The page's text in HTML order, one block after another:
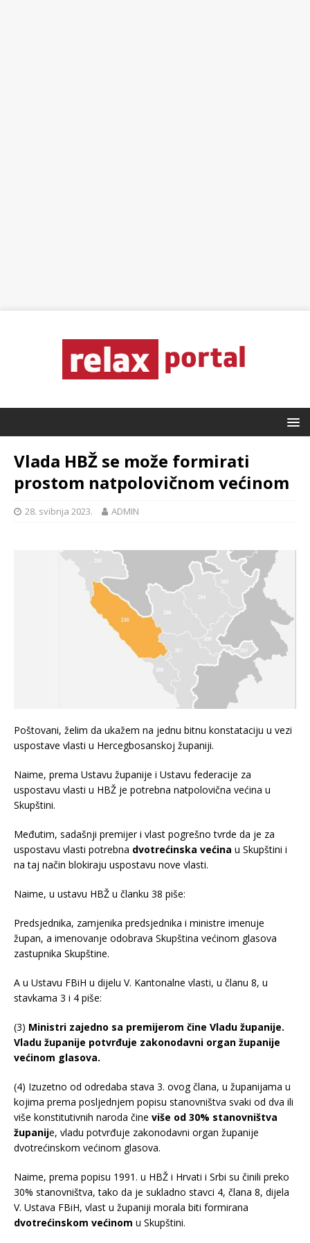
Vlada HBŽ se može formirati
prostom natpolovičnom većinom
28. svibnja 2023. ADMIN
Poštovani, želim da ukažem na jednu bitnu konstataciju u vezi
uspostave vlasti u Hercegbosanskoj županiji.
Naime, prema Ustavu županije i Ustavu federacije za
uspostavu vlasti u HBŽ je potrebna natpolovična većina u
Skupštini.
Međutim, sadašnji premijer i vlast pogrešno tvrde da je za
uspostavu vlasti potrebna dvotrećinska većina u Skupštini i
na taj način blokiraju uspostavu nove vlasti.
Naime, u ustavu HBŽ u članku 38 piše:
Predsjednika, zamjenika predsjednika i ministre imenuje
župan, a imenovanje odobrava Skupština većinom glasova
zastupnika Skupštine.
A u Ustavu FBiH u dijelu V. Kantonalne vlasti, u članu 8, u
stavkama 3 i 4 piše:
(3) Ministri zajedno sa premijerom čine Vladu županije.
Vladu županije potvrđuje zakonodavni organ županije
većinom glasova.
(4) Izuzetno od odredaba stava 3. ovog člana, u županijama u
kojima prema posljednjem popisu stanovništva svaki od dva ili
više konstitutivnih naroda čine više od 30% stanovništva
županije, vladu potvrđuje zakonodavni organ županije
dvotrećinskom većinom glasova.
Naime, prema popisu 1991. u HBŽ i Hrvati i Srbi su činili preko
30% stanovništva, tako da je sukladno stavci 4, člana 8, dijela
V. Ustava FBiH, vlast u županiji morala biti formirana
dvotrećinskom većinom u Skupštini.